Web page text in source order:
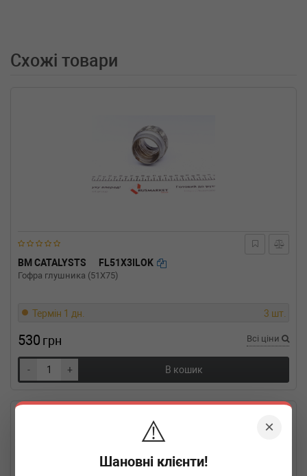
×
⚠️
Шановні клієнти!
Схожі товари
BM CATALYSTS FL51X3ILOK
Гофра глушника (51X75)
Термін 1 дн. 3 шт.
530 грн Всі ціни
- + В кошик